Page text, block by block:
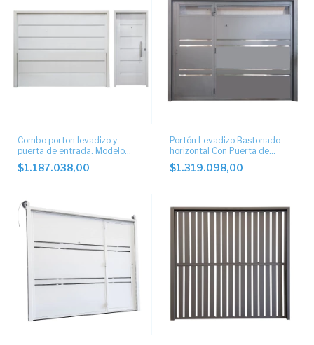
Combo porton levadizo y
puerta de entrada. Modelo
ciego.
$1.187.038,00
Portón Levadizo Bastonado
horizontal Con Puerta de
Escape lateral y postigo
$1.319.098,00